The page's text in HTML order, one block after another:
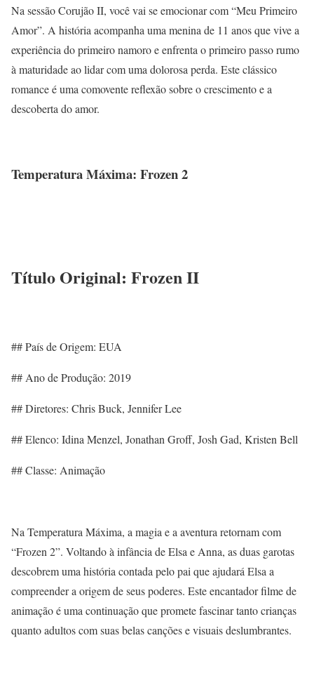
Na sessão Corujão II, você vai se emocionar com “Meu Primeiro
Amor”. A história acompanha uma menina de 11 anos que vive a
experiência do primeiro namoro e enfrenta o primeiro passo rumo
à maturidade ao lidar com uma dolorosa perda. Este clássico
romance é uma comovente reflexão sobre o crescimento e a
descoberta do amor.
Temperatura Máxima: Frozen 2
Título Original: Frozen II
## País de Origem: EUA
## Ano de Produção: 2019
## Diretores: Chris Buck, Jennifer Lee
## Elenco: Idina Menzel, Jonathan Groff, Josh Gad, Kristen Bell
## Classe: Animação
Na Temperatura Máxima, a magia e a aventura retornam com
“Frozen 2”. Voltando à infância de Elsa e Anna, as duas garotas
descobrem uma história contada pelo pai que ajudará Elsa a
compreender a origem de seus poderes. Este encantador filme de
animação é uma continuação que promete fascinar tanto crianças
quanto adultos com suas belas canções e visuais deslumbrantes.